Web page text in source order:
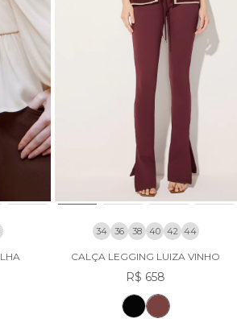
34 36 38 40 42 44
CALÇA LEGGING LUIZA VINHO
R$ 658